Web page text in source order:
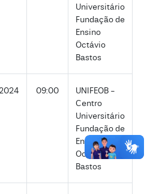
Universitário
Fundação de
Ensino
Octávio
Bastos
09:00
UNIFEOB -
Centro
Universitário
Fundação de
Ensino
Octávio
Bastos